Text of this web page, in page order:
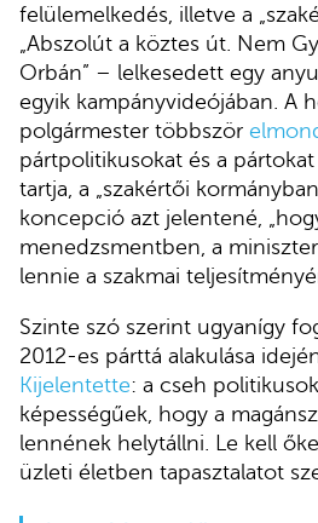
felülemelkedés, illetve a
„Abszolút a köztes út. Nem
Orbán” – lelkesedett egy
egyik kampányvideójában. A
polgármester többször
pártpolitikusokat és a
tartja, a „szakértői
koncepció azt jelentené,
menedzsmentben, a
lennie a szakmai
Szinte szó szerint ugyanígy
2012-es párttá alakulása
Kijelentette: a cseh
képességűek, hogy a
lennének helytállni. Le kell
üzleti életben tapasztalatot